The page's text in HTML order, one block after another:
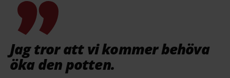
Jag tror att vi kommer behöva
öka den potten.